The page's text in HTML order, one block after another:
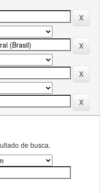
de busca.